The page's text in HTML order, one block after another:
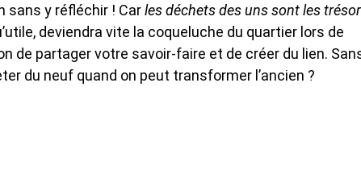
sans y réfléchir ! Carles déchets des uns sont les
deviendra vite la coqueluche du quartier lors de
de partager votre savoir-faire et de créer du lien.
du neuf quand on peut transformer l’ancien ?